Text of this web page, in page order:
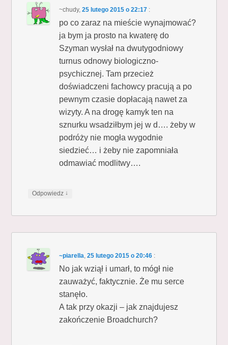
~chudy,25 lutego 2015 o 22:17 :
po co zaraz na mieście wynajmować?
ja bym ja prosto na kwaterę do
Szyman wysłał na dwutygodniowy
turnus odnowy biologiczno-
psychicznej. Tam przecież
doświadczeni fachowcy pracują a po
pewnym czasie dopłacają nawet za
wizyty. A na drogę kamyk ten na
sznurku wsadziłbym jej w d…. żeby w
podróży nie mogła wygodnie
siedzieć… i żeby nie zapomniała
odmawiać modlitwy….
Odpowiedz ↓
~piarella,25 lutego 2015 o 20:46 :
No jak wziął i umarł, to mógł nie
zauważyć, faktycznie. Że mu serce
stanęło.
A tak przy okazji – jak znajdujesz
zakończenie Broadchurch?